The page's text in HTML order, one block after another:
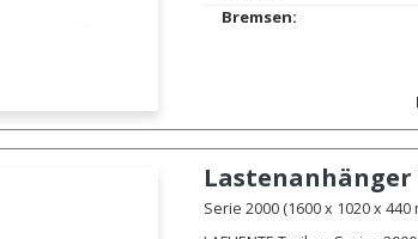
Bremsen:
Lastenanhänger
Serie 2000 (1600 x 1020 x 440